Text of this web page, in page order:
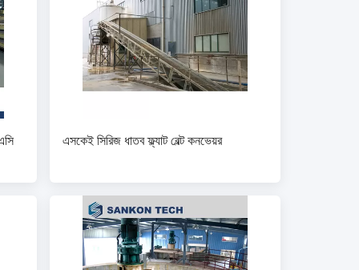
এসকেই সিরিজ ধাতব ফ্ল্যাট বেল্ট কনভেয়র